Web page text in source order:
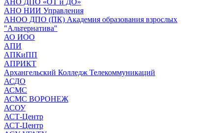
АНО НИИ Управления
АНОО ДПО (ПК) Академия образования взрослых
"Альтернатива"
АО ИОО
АПИ
АПКиПП
АПРИКТ
Архангельский Колледж Телекоммуникаций
АСДО
АСМС
АСМС ВОРОНЕЖ
АСОУ
АСТ-Центр
АСТ-Центр